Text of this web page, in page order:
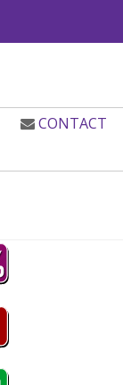
CONTACT